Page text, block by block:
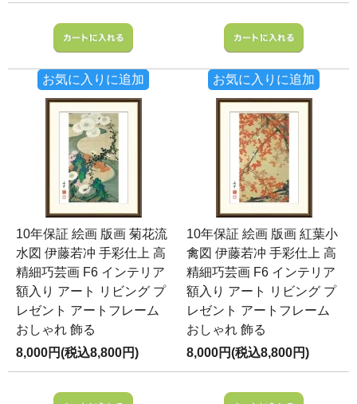
お気に入りに追加 お気に入りに追加
10年保証 絵画 版画 菊花流
水図 伊藤若冲 手彩仕上 高
精細巧芸画 F6 インテリア
額入り アート リビング プ
レゼント アートフレーム
おしゃれ 飾る
8,000円(税込8,800円)
10年保証 絵画 版画 紅葉小
禽図 伊藤若冲 手彩仕上 高
精細巧芸画 F6 インテリア
額入り アート リビング プ
レゼント アートフレーム
おしゃれ 飾る
8,000円(税込8,800円)